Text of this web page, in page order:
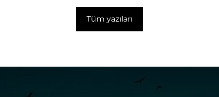
Tüm yazıları